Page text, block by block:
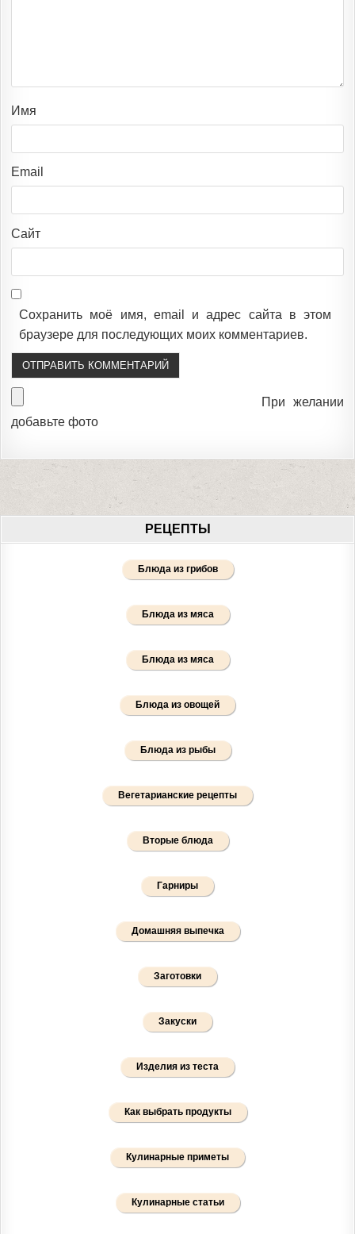
Имя
Email
Сайт
Сохранить моё имя, email и адрес сайта в этом
браузере для последующих моих комментариев.
При желании
добавьте фото
РЕЦЕПТЫ
Блюда из грибов
Блюда из мяса
Блюда из мяса
Блюда из овощей
Блюда из рыбы
Вегетарианские рецепты
Вторые блюда
Гарниры
Домашняя выпечка
Заготовки
Закуски
Изделия из теста
Как выбрать продукты
Кулинарные приметы
Кулинарные статьи